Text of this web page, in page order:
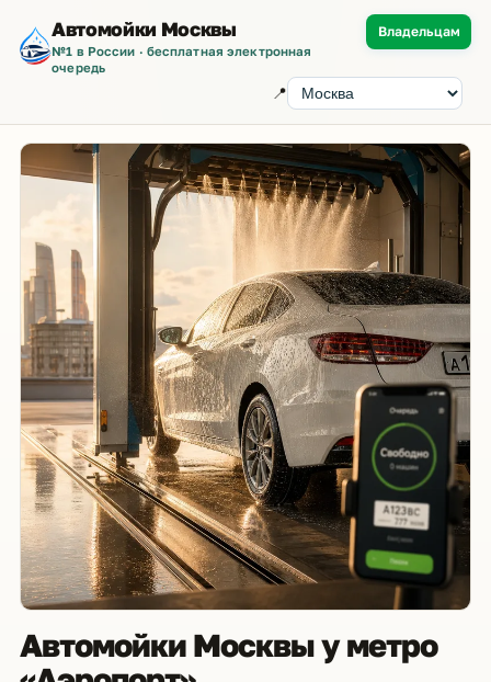
Автомойки Москвы
№1 в России · бесплатная электронная
очередь
📍
Владельцам
Автомойки Москвы у метро